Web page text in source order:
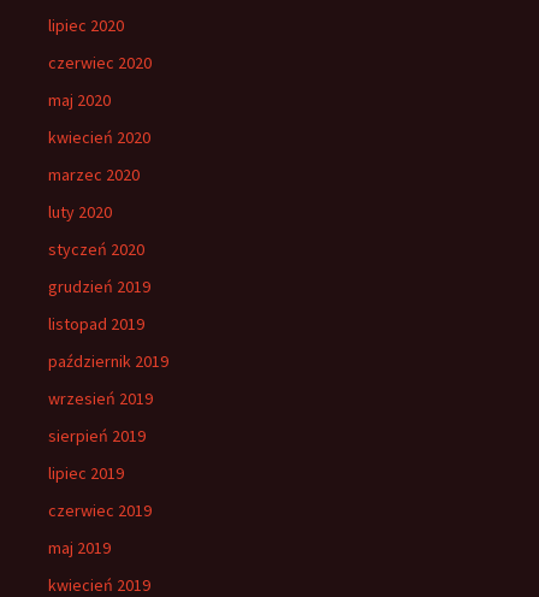
lipiec 2020
czerwiec 2020
maj 2020
kwiecień 2020
marzec 2020
luty 2020
styczeń 2020
grudzień 2019
listopad 2019
październik 2019
wrzesień 2019
sierpień 2019
lipiec 2019
czerwiec 2019
maj 2019
kwiecień 2019